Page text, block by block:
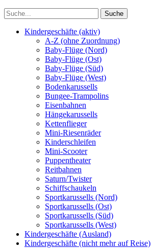
Kindergeschäfte (aktiv)
A-Z (ohne Zuordnung)
Baby-Flüge (Nord)
Baby-Flüge (Ost)
Baby-Flüge (Süd)
Baby-Flüge (West)
Bodenkarussells
Bungee-Trampolins
Eisenbahnen
Hängekarussells
Kettenflieger
Mini-Riesenräder
Kinderschleifen
Mini-Scooter
Puppentheater
Reitbahnen
Saturn/Twister
Schiffschaukeln
Sportkarussells (Nord)
Sportkarussells (Ost)
Sportkarussells (Süd)
Sportkarussells (West)
Kindergeschäfte (Ausland)
Kindergeschäfte (nicht mehr auf Reise)